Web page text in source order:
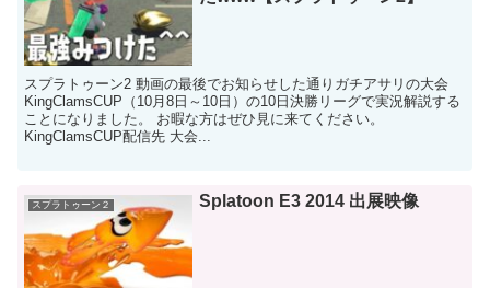
スプラトゥーン2 動画の最後でお知らせした通りガチアサリの大会
KingClamsCUP（10月8日～10日）の10日決勝リーグで実況解説する
ことになりました。 お暇な方はぜひ見に来てください。
KingClamsCUP配信先 大会...
スプラトゥーン２ Splatoon E3 2014 出展映像